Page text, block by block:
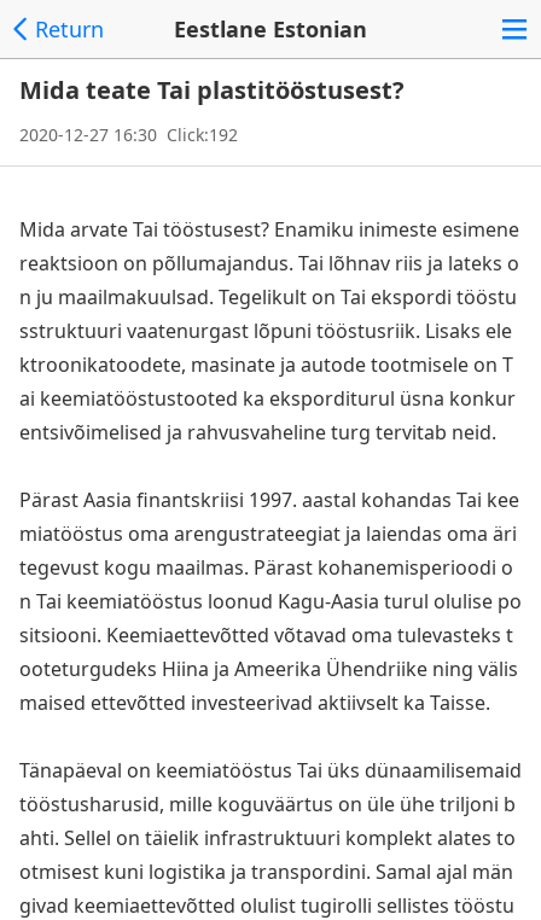
Return Eestlane Estonian
Mida teate Tai plastitööstusest?
2020-12-27 16:30 Click:192
Mida arvate Tai tööstusest? Enamiku inimeste esimene
reaktsioon on põllumajandus. Tai lõhnav riis ja lateks o
n ju maailmakuulsad. Tegelikult on Tai ekspordi tööstu
sstruktuuri vaatenurgast lõpuni tööstusriik. Lisaks ele
ktroonikatoodete, masinate ja autode tootmisele on T
ai keemiatööstustooted ka eksporditurul üsna konkur
entsivõimelised ja rahvusvaheline turg tervitab neid.
Pärast Aasia finantskriisi 1997. aastal kohandas Tai kee
miatööstus oma arengustrateegiat ja laiendas oma äri
tegevust kogu maailmas. Pärast kohanemisperioodi o
n Tai keemiatööstus loonud Kagu-Aasia turul olulise po
sitsiooni. Keemiaettevõtted võtavad oma tulevasteks t
ooteturgudeks Hiina ja Ameerika Ühendriike ning välis
maised ettevõtted investeerivad aktiivselt ka Taisse.
Tänapäeval on keemiatööstus Tai üks dünaamilisemaid
tööstusharusid, mille koguväärtus on üle ühe triljoni b
ahti. Sellel on täielik infrastruktuuri komplekt alates to
otmisest kuni logistika ja transpordini. Samal ajal män
givad keemiaettevõtted olulist tugirolli sellistes tööstu